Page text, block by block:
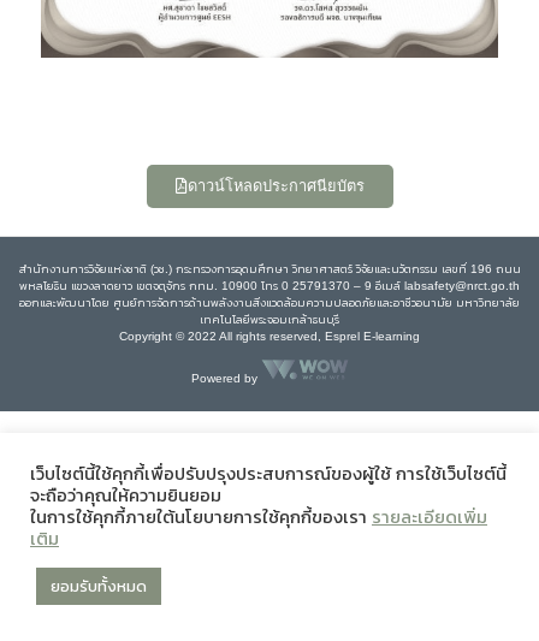
ดาวน์โหลดประกาศนียบัตร
สำนักงานการวิจัยแห่งชาติ (วช.) กระทรวงการอุดมศึกษา วิทยาศาสตร์ วิจัยและนวัตกรรม เลขที่ 196 ถนน
พหลโยธิน แขวงลาดยาว เขตจตุจักร กทม. 10900 โทร 0 25791370 – 9 อีเมล์ labsafety@nrct.go.th
ออกและพัฒนาโดย ศูนย์การจัดการด้านพลังงานสิ่งแวดล้อมความปลอดภัยและอาชีวอนามัย มหาวิทยาลัย
เทคโนโลยีพระจอมเกล้าธนบุรี
Copyright © 2022 All rights reserved, Esprel E-learning
Powered by
เว็บไซต์นี้ใช้คุกกี้เพื่อปรับปรุงประสบการณ์ของผู้ใช้ การใช้เว็บไซต์นี้
จะถือว่าคุณให้ความยินยอม
ในการใช้คุกกี้ภายใต้นโยบายการใช้คุกกี้ของเรา รายละเอียดเพิ่ม
เติม
ยอมรับทั้งหมด